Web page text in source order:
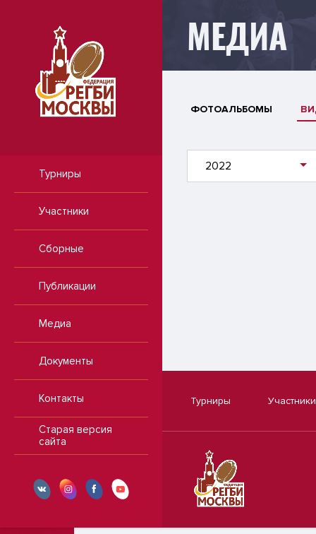
Турниры
Участники
Сборные
Публикации
Медиа
Документы
Контакты
Старая версия
сайта
МЕДИА
ФОТОАЛЬБОМЫ
2022
Турниры Участники